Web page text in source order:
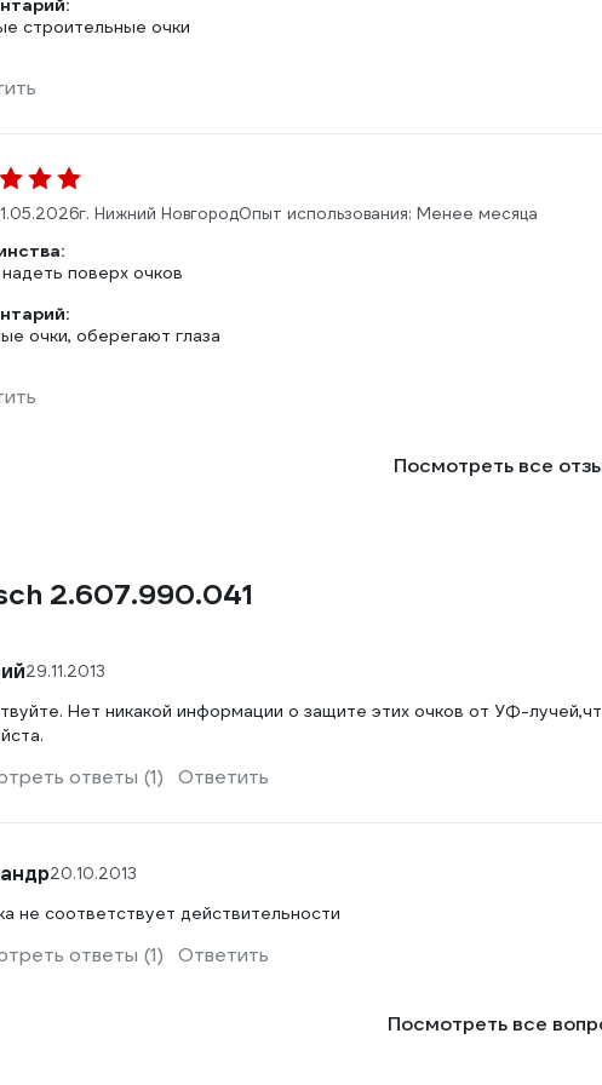
строительные очки
г. Нижний НовгородОпыт использования: Менее месяца
поверх очков
очки, оберегают глаза
Посмотреть все
2.607.990.041
29.11.2013
Нет никакой информации о защите этих очков от УФ-
ответы (1) Ответить
20.10.2013
не соответствует действительности
ответы (1) Ответить
Посмотреть все